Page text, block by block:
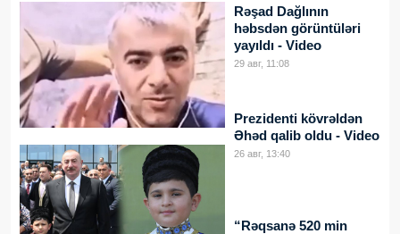
Rəşad Dağlının
həbsdən görüntüləri
yayıldı - Video
29 авг, 11:08
Prezidenti kövrəldən
Əhəd qalib oldu - Video
26 авг, 13:40
“Rəqsanə 520 min